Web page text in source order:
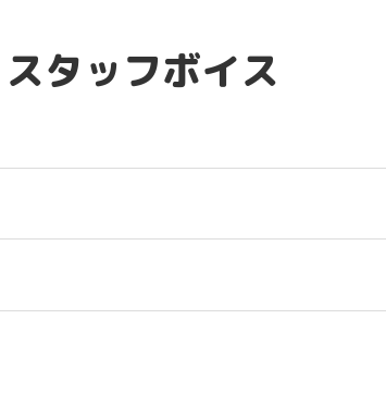
スタッフボイス